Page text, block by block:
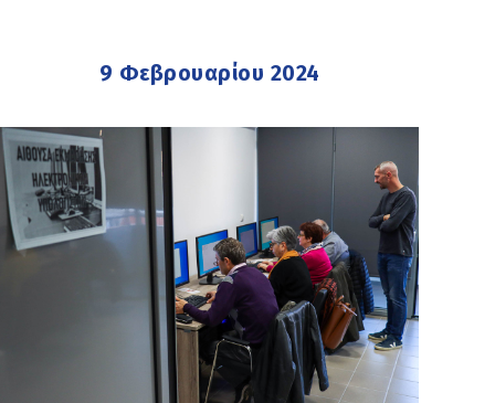
9 Φεβρουαρίου 2024